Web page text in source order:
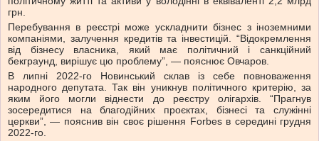
грн.
Перебування в реєстрі може ускладнити бізнес з іноземними
компаніями, залучення кредитів та інвестицій. “Відокремлення
від бізнесу власника, який має політичний і санкційний
бекграунд, вирішує цю проблему”, — пояснює Овчаров.
В липні 2022-го Новинський склав із себе повноваження
народного депутата. Так він уникнув політичного критерію, за
яким його могли віднести до реєстру олігархів. “Прагнув
зосередитися на благодійних проєктах, бізнесі та служінні
церкви”, — пояснив він своє рішення Forbes в середині грудня
2022-го.